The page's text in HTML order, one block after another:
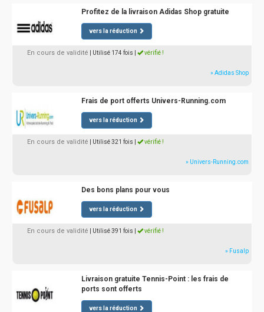
Profitez de la livraison Adidas Shop gratuite
vers la réduction
En cours de validité | Utilisé 174 fois vérifié !
» Adidas Shop
Frais de port offerts Univers-Running.com
vers la réduction
En cours de validité | Utilisé 321 fois vérifié !
» Univers-Running.com
Des bons plans pour vous
vers la réduction
En cours de validité | Utilisé 391 fois vérifié !
» Fusalp
Livraison gratuite Tennis-Point : les frais de
ports sont offerts
vers la réduction